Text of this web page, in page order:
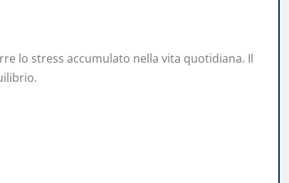
lo stress accumulato nella vita quotidiana. Il